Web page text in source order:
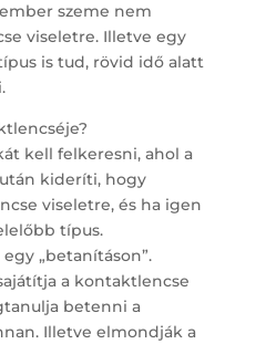
szeme nem
viseletre. Illetve egy
is tud, rövid idő alatt
kell felkeresni, ahol a
kideríti, hogy
viseletre, és ha igen
típus.
„betanításon”.
a kontaktlencse
betenni a
Illetve elmondják a